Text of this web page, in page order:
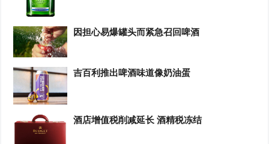
因担心易爆罐头而紧急召回啤酒
吉百利推出啤酒味道像奶油蛋
酒店增值税削减延长 酒精税冻结